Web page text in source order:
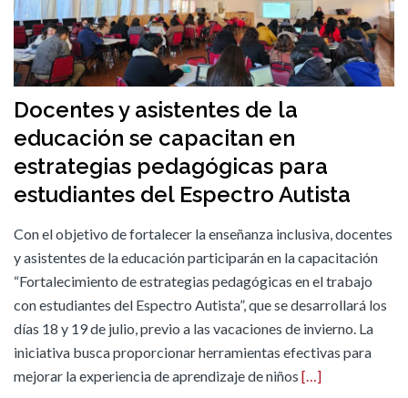
Docentes y asistentes de la
educación se capacitan en
estrategias pedagógicas para
estudiantes del Espectro Autista
Con el objetivo de fortalecer la enseñanza inclusiva, docentes
y asistentes de la educación participarán en la capacitación
“Fortalecimiento de estrategias pedagógicas en el trabajo
con estudiantes del Espectro Autista”, que se desarrollará los
días 18 y 19 de julio, previo a las vacaciones de invierno. La
iniciativa busca proporcionar herramientas efectivas para
mejorar la experiencia de aprendizaje de niños […]